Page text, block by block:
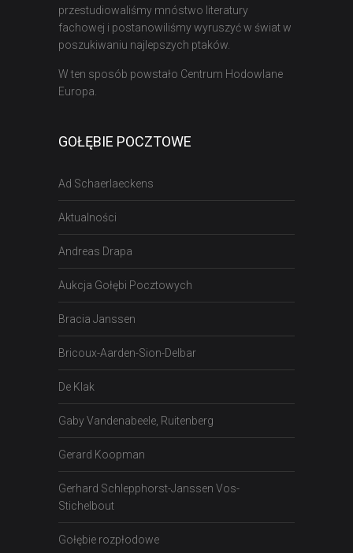
przestudiowaliśmy mnóstwo literatury
fachowej i postanowiliśmy wyruszyć w świat w
poszukiwaniu najlepszych ptaków.
W ten sposób powstało Centrum Hodowlane
Europa.
GOŁĘBIE POCZTOWE
Ad Schaerlaeckens
Aktualności
Andreas Drapa
Aukcja Gołębi Pocztowych
Bracia Janssen
Bricoux-Aarden-Sion-Delbar
De Klak
Gaby Vandenabeele, Ruitenberg
Gerard Koopman
Gerhard Schlepphorst-Janssen Vos-
Stichelbout
Gołębie rozpłodowe